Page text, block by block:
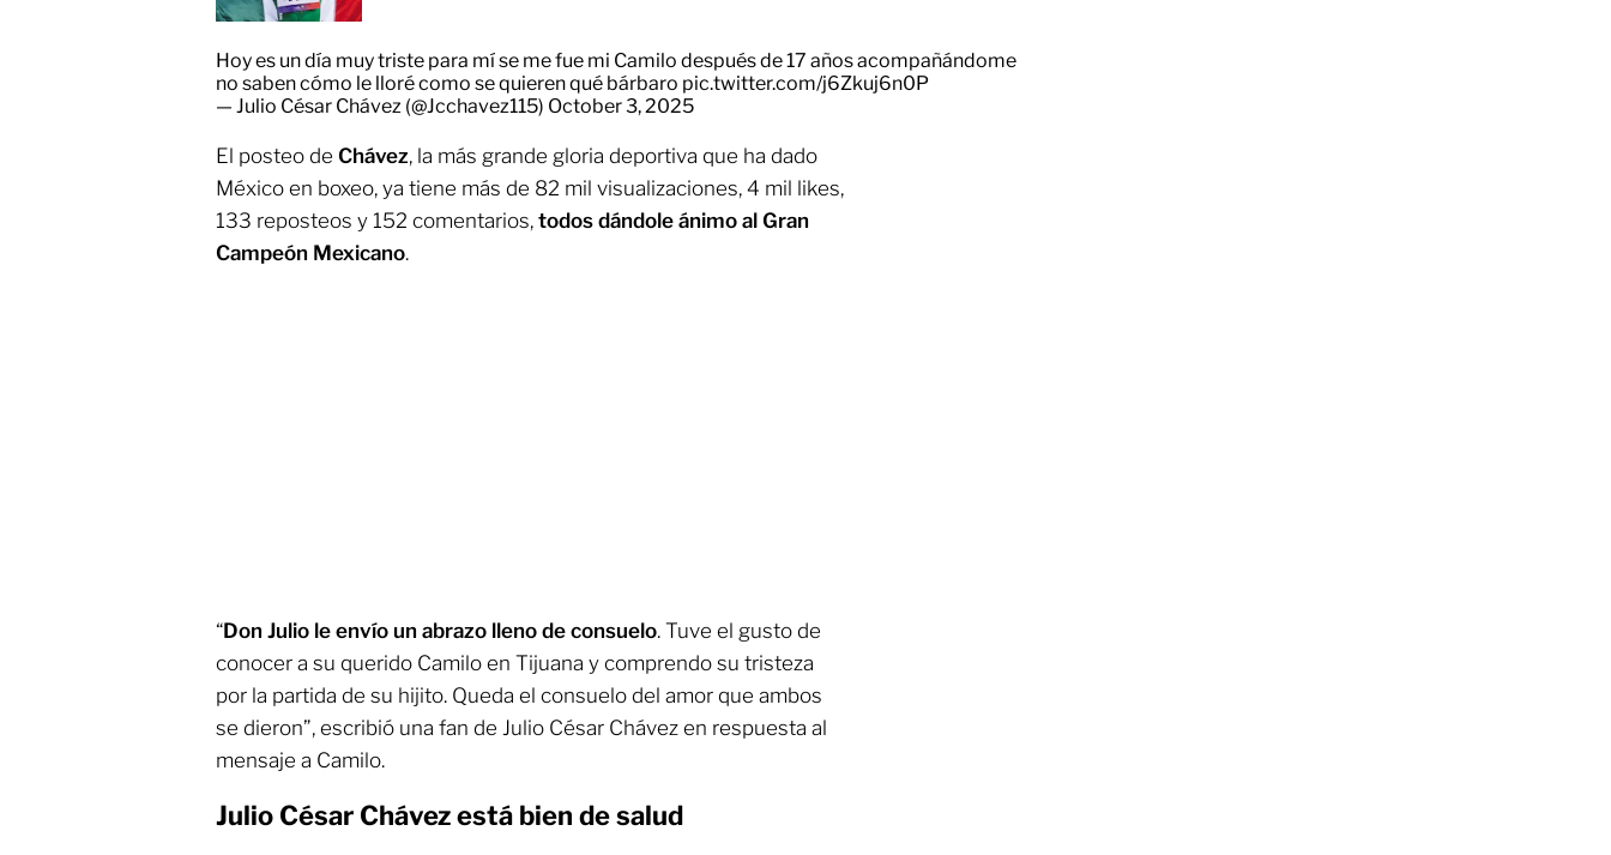
Hoy es un día muy triste para mí se me fue mi Camilo después de 17 años acompañándome
no saben cómo le lloré como se quieren qué bárbaro pic.twitter.com/j6Zkuj6n0P
— Julio César Chávez (@Jcchavez115) October 3, 2025
El posteo de Chávez, la más grande gloria deportiva que ha dado
México en boxeo, ya tiene más de 82 mil visualizaciones, 4 mil likes,
133 reposteos y 152 comentarios, todos dándole ánimo al Gran
Campeón Mexicano.
“Don Julio le envío un abrazo lleno de consuelo. Tuve el gusto de
conocer a su querido Camilo en Tijuana y comprendo su tristeza
por la partida de su hijito. Queda el consuelo del amor que ambos
se dieron”, escribió una fan de Julio César Chávez en respuesta al
mensaje a Camilo.
Julio César Chávez está bien de salud